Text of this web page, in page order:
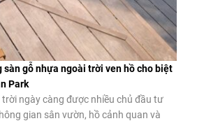
sàn gỗ nhựa ngoài trời ven hồ cho biệt
Park
ngày càng được nhiều chủ đầu tư
gian sân vườn, hồ cảnh quan và